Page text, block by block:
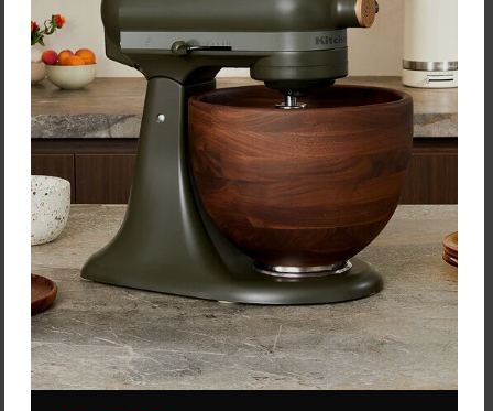
Vložiť do košíka